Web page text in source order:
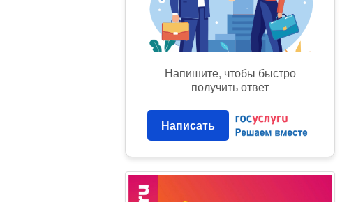
Напишите, чтобы быстро
получить ответ
Написать